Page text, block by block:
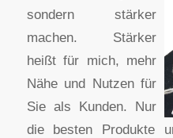
sondern stärker
machen. Stärker
heißt für mich, mehr
Nähe und Nutzen für
Sie als Kunden. Nur
die besten Produkte